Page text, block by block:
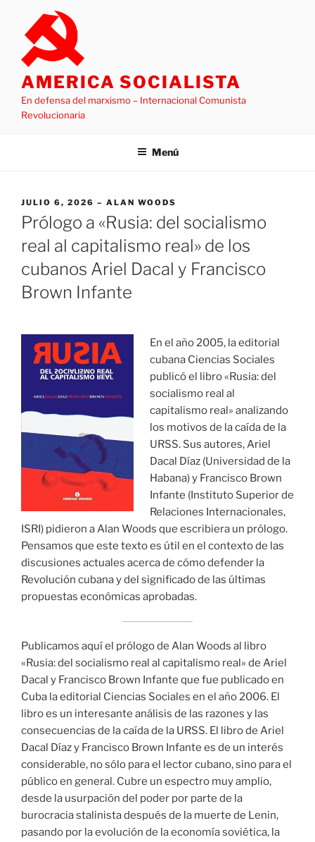
contenido
AMERICA SOCIALISTA
En defensa del marxismo – Internacional Comunista
Revolucionaria
Menú
PUBLICADO
EL
JULIO 6, 2026 ALAN WOODS
Prólogo a «Rusia: del socialismo
real al capitalismo real» de los
cubanos Ariel Dacal y Francisco
Brown Infante
En el año 2005, la editorial
cubana Ciencias Sociales
publicó el libro «Rusia: del
socialismo real al
capitalismo real» analizando
los motivos de la caída de la
URSS. Sus autores, Ariel
Dacal Díaz (Universidad de la
Habana) y Francisco Brown
Infante (Instituto Superior de
Relaciones Internacionales,
ISRI) pidieron a Alan Woods que escribiera un prólogo.
Pensamos que este texto es útil en el contexto de las
discusiones actuales acerca de cómo defender la
Revolución cubana y del significado de las últimas
propuestas económicas aprobadas.
Publicamos aquí el prólogo de Alan Woods al libro
«Rusia: del socialismo real al capitalismo real» de Ariel
Dacal y Francisco Brown Infante que fue publicado en
Cuba la editorial Ciencias Sociales en el año 2006. El
libro es un interesante análisis de las razones y las
consecuencias de la caída de la URSS. El libro de Ariel
Dacal Díaz y Francisco Brown Infante es de un interés
considerable, no sólo para el lector cubano, sino para el
público en general. Cubre un espectro muy amplio,
desde la usurpación del poder por parte de la
burocracia stalinista después de la muerte de Lenin,
pasando por la evolución de la economía soviética, la